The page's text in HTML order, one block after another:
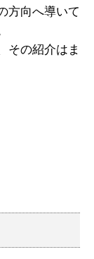
方向へ導いて
その紹介はま